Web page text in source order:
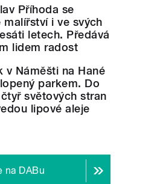
Příhoda se
malířství i ve svých
letech. Předává
lidem radost
v Náměšti na Hané
parkem. Do
světových stran
lipové aleje
na DABu